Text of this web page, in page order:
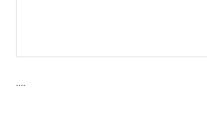
....